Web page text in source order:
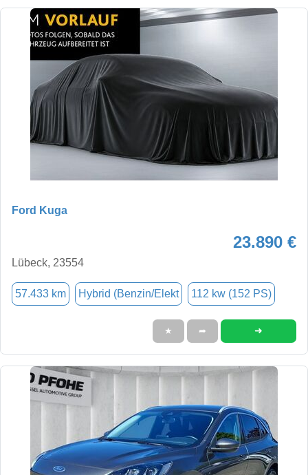
Ford Kuga
23.890 €
Lübeck, 23554
57.433 km Hybrid (Benzin/Elekt 112 kw (152 PS)
★ ➦ ➜